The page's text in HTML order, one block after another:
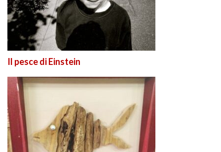
Il pesce di Einstein